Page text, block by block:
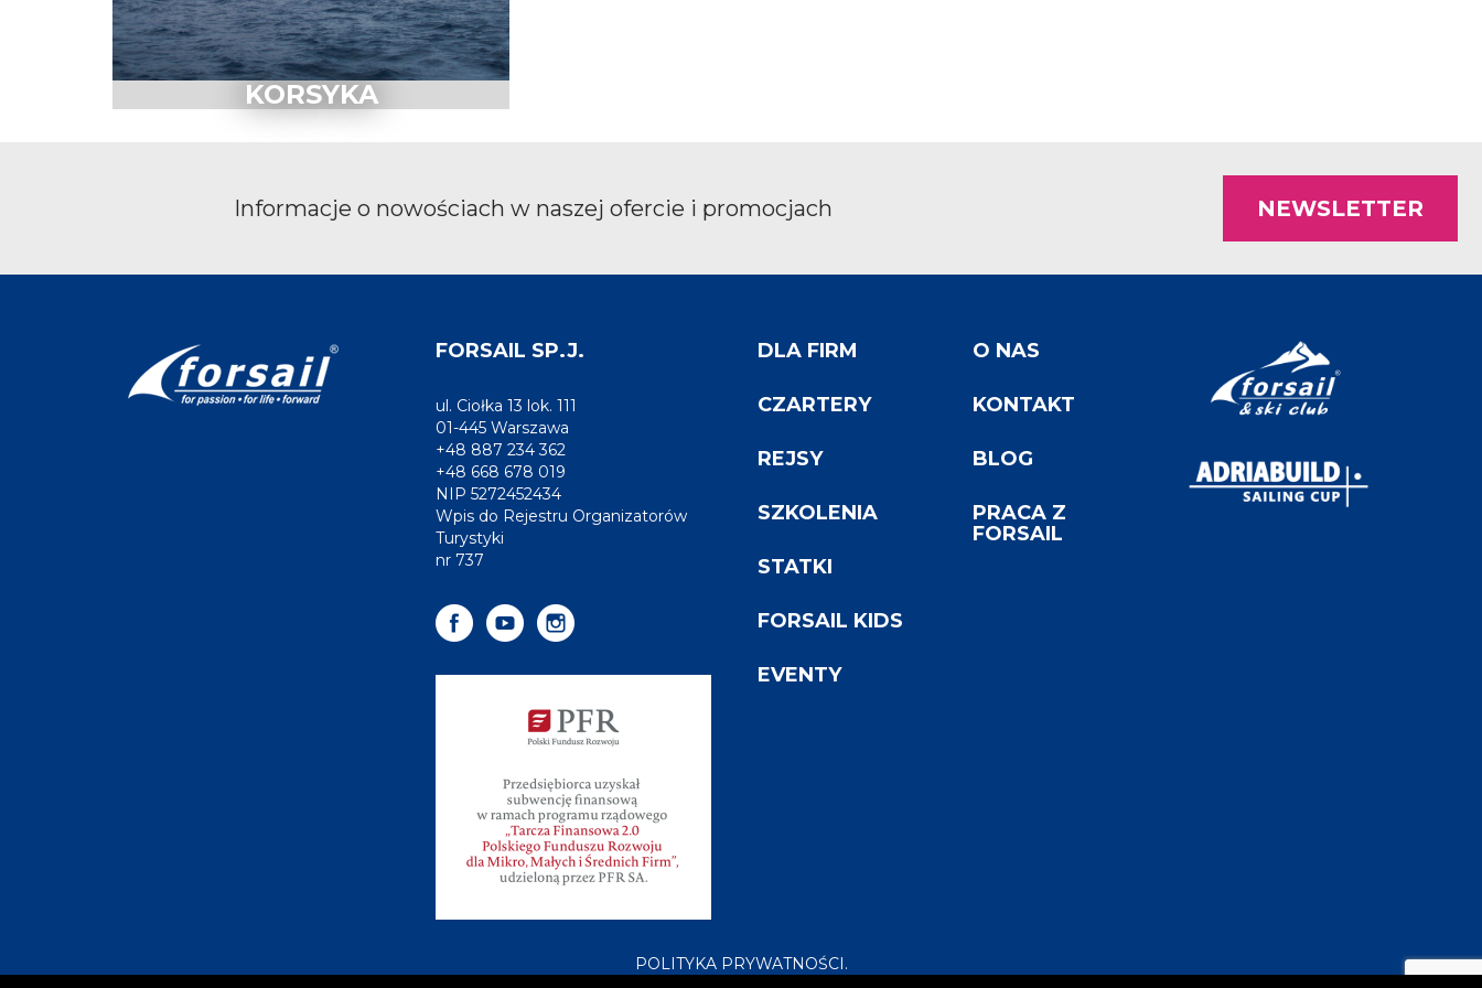
KORSYKA
Informacje o nowościach w naszej ofercie i promocjach
FORSAIL SP.J.
ul. Ciołka 13 lok. 111
01-445 Warszawa
+48 887 234 362
+48 668 678 019
NIP 5272452434
Wpis do Rejestru Organizatorów
Turystyki
nr 737
DLA FIRM
CZARTERY
REJSY
SZKOLENIA
STATKI
FORSAIL KIDS
EVENTY
O NAS
KONTAKT
BLOG
PRACA Z
FORSAIL
POLITYKA PRYWATNOŚCI.